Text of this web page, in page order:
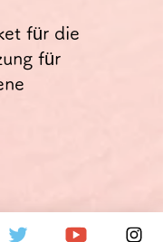
für die
für